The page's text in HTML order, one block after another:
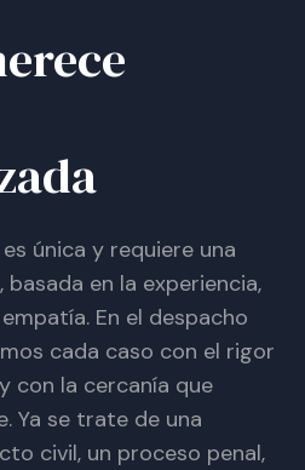
única y requiere una
en la experiencia,
En el despacho
cada caso con el rigor
con la cercanía que
Ya se trate de una
civil, un proceso penal,